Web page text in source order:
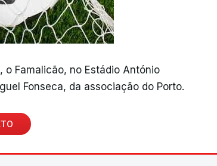
o Famalicão, no Estádio António
Fonseca, da associação do Porto.